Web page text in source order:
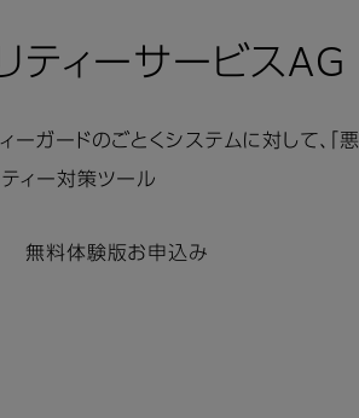
ティーサービスAG
ガードのごとくシステムに対して、「悪
ィー対策ツール
無料体験版お申込み